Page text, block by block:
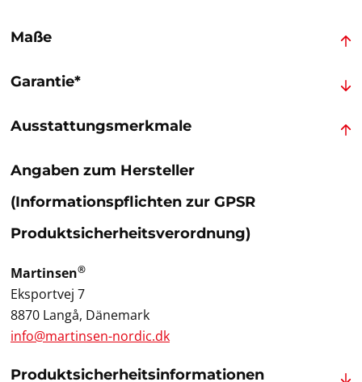
Maße
Garantie*
Ausstattungsmerkmale
Angaben zum Hersteller
(Informationspflichten zur GPSR
Produktsicherheitsverordnung)
Martinsen®
Eksportvej 7
8870 Langå, Dänemark
info@martinsen-nordic.dk
Produktsicherheitsinformationen